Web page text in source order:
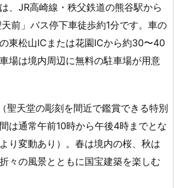
、JR高崎線・秩父鉄道の熊谷駅から
前」バス停下車徒歩約1分です。車の
東松山ICまたは花園ICから約30〜40
場は境内周辺に無料の駐車場が用意
聖天堂の彫刻を間近で鑑賞できる特別
は通常午前10時から午後4時までとな
り変動あり）。春は境内の桜、秋は
々の風景とともに国宝建築を楽しむ